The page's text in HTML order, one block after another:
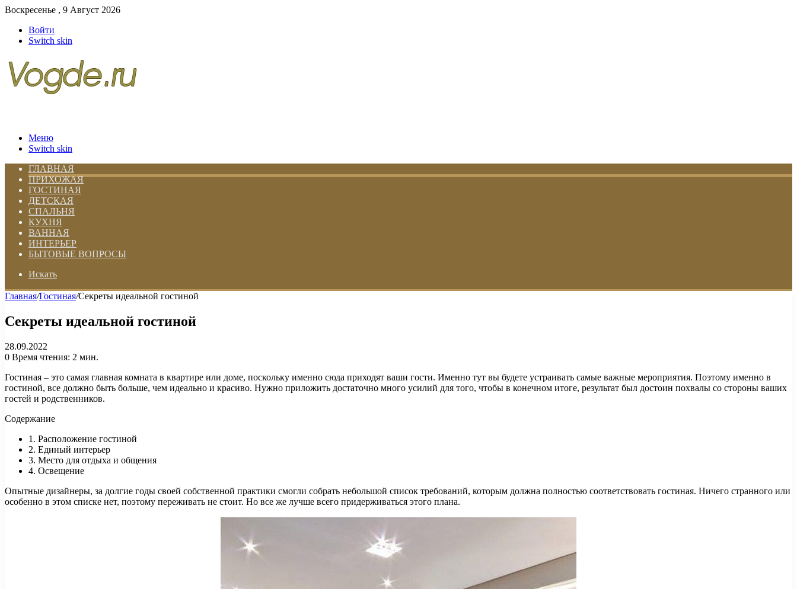
Воскресенье , 9 Август 2026
Войти
Switch skin
Меню
Switch skin
ГЛАВНАЯ
ПРИХОЖАЯ
ГОСТИНАЯ
ДЕТСКАЯ
СПАЛЬНЯ
КУХНЯ
ВАННАЯ
ИНТЕРЬЕР
БЫТОВЫЕ ВОПРОСЫ
Искать
Главная/Гостиная/Секреты идеальной гостиной
Секреты идеальной гостиной
28.09.2022
0 Время чтения: 2 мин.
Гостиная – это самая главная комната в квартире или доме, поскольку именно сюда приходят ваши гости. Именно тут вы будете устраивать самые важные мероприятия. Поэтому именно в
гостиной, все должно быть больше, чем идеально и красиво. Нужно приложить достаточно много усилий для того, чтобы в конечном итоге, результат был достоин похвалы со стороны ваших
гостей и родственников.
Содержание
1. Расположение гостиной
2. Единый интерьер
3. Место для отдыха и общения
4. Освещение
Опытные дизайнеры, за долгие годы своей собственной практики смогли собрать небольшой список требований, которым должна полностью соответствовать гостиная. Ничего странного или
особенно в этом списке нет, поэтому переживать не стоит. Но все же лучше всего придерживаться этого плана.